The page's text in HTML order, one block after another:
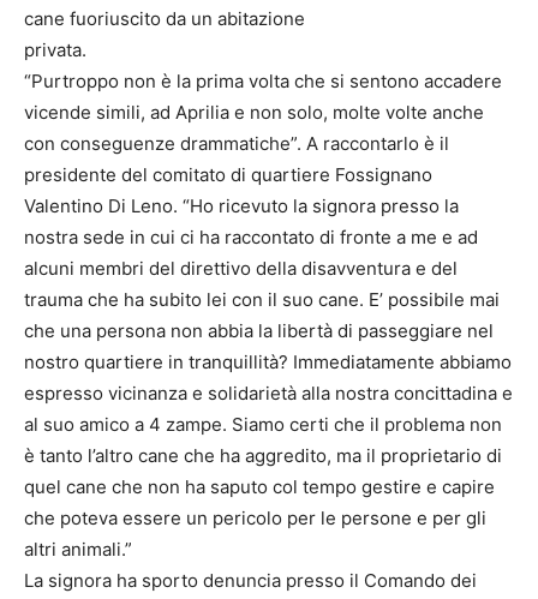
cane fuoriuscito da un abitazione
privata.
“Purtroppo non è la prima volta che si sentono accadere
vicende simili, ad Aprilia e non solo, molte volte anche
con conseguenze drammatiche”. A raccontarlo è il
presidente del comitato di quartiere Fossignano
Valentino Di Leno. “Ho ricevuto la signora presso la
nostra sede in cui ci ha raccontato di fronte a me e ad
alcuni membri del direttivo della disavventura e del
trauma che ha subito lei con il suo cane. E’ possibile mai
che una persona non abbia la libertà di passeggiare nel
nostro quartiere in tranquillità? Immediatamente abbiamo
espresso vicinanza e solidarietà alla nostra concittadina e
al suo amico a 4 zampe. Siamo certi che il problema non
è tanto l’altro cane che ha aggredito, ma il proprietario di
quel cane che non ha saputo col tempo gestire e capire
che poteva essere un pericolo per le persone e per gli
altri animali.”
La signora ha sporto denuncia presso il Comando dei